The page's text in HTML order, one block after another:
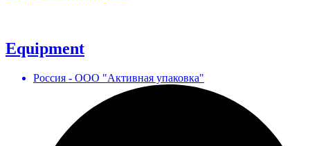
Equipment
Россия - ООО "Активная упаковка"